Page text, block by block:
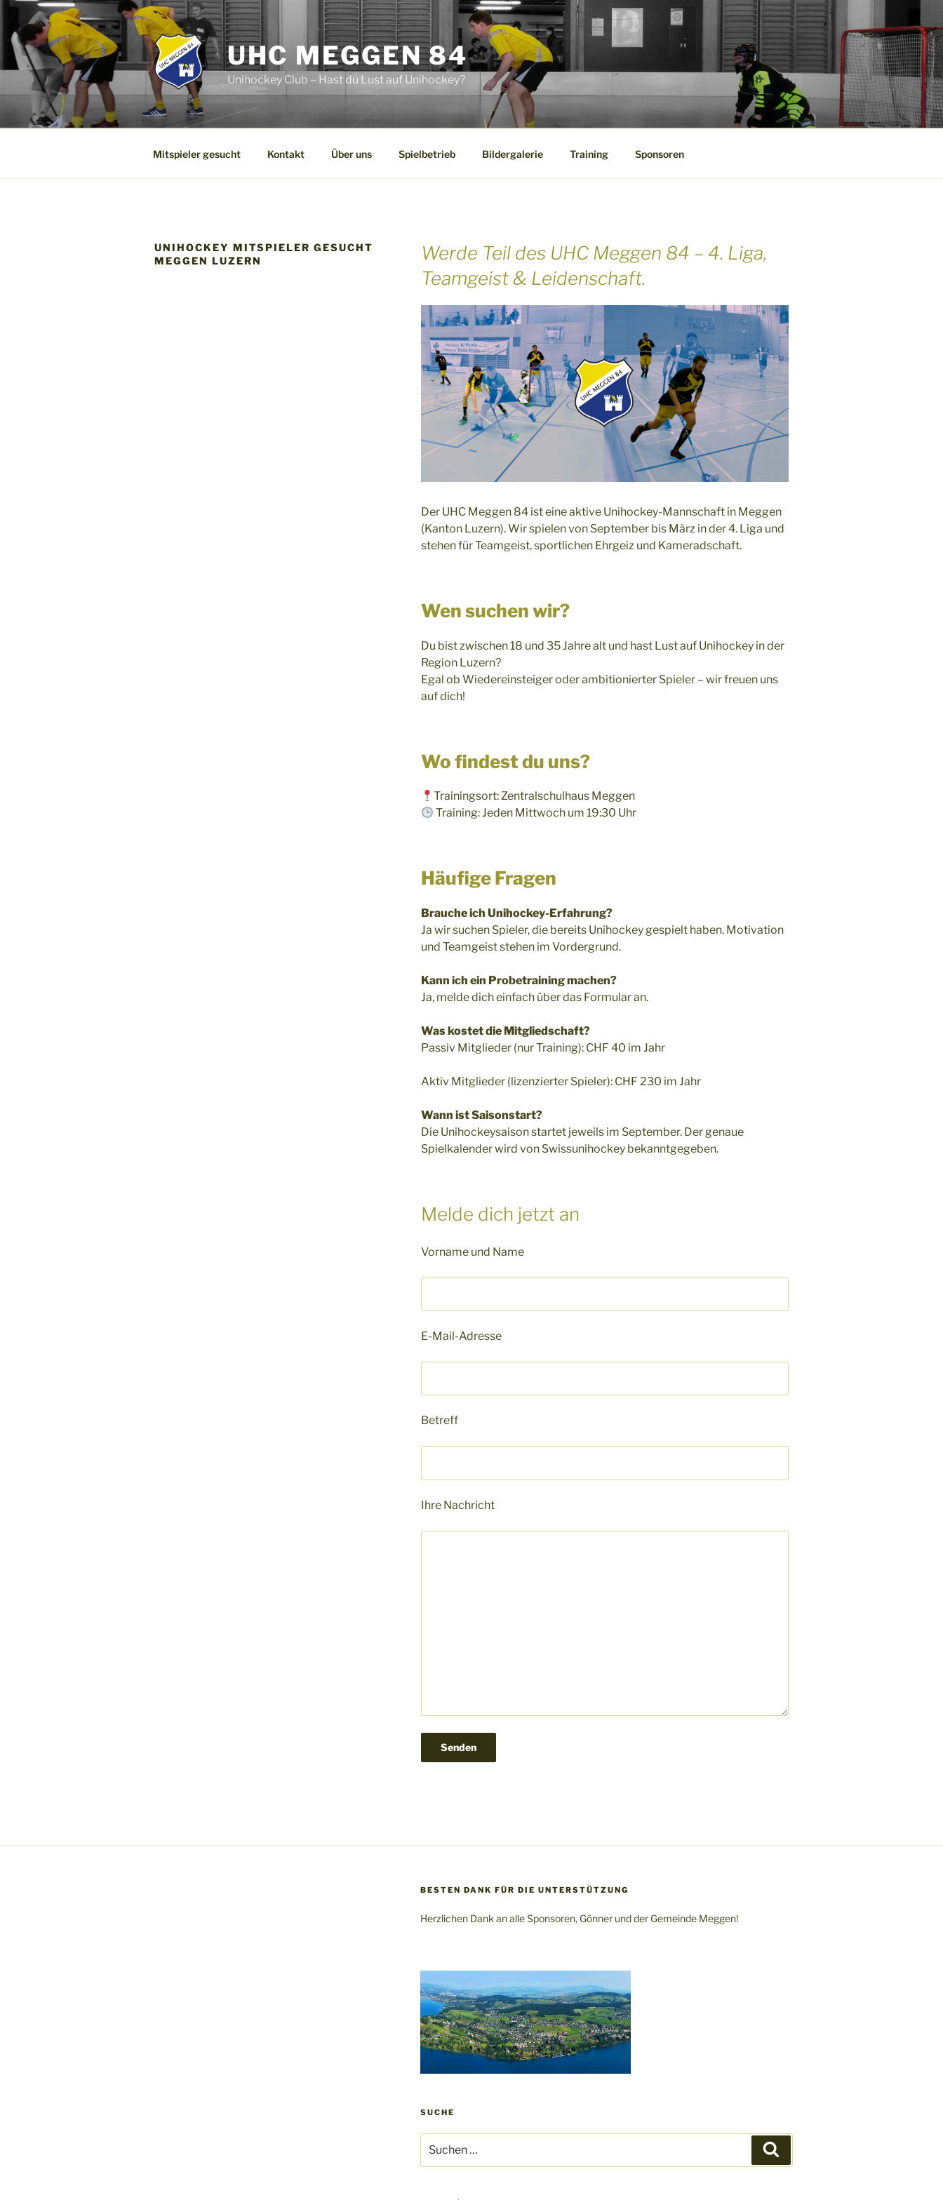
Zum
Inhalt
springen
UHC MEGGEN 84
Unihockey Club – Hast du Lust auf Unihockey?
Mitspieler gesucht Kontakt Über uns Spielbetrieb Bildergalerie Training Sponsoren
UNIHOCKEY MITSPIELER GESUCHT
MEGGEN LUZERN
Werde Teil des UHC Meggen 84 – 4. Liga,
Teamgeist & Leidenschaft.
Der UHC Meggen 84 ist eine aktive Unihockey-Mannschaft in Meggen
(Kanton Luzern). Wir spielen von September bis März in der 4. Liga und
stehen für Teamgeist, sportlichen Ehrgeiz und Kameradschaft.
Wen suchen wir?
Du bist zwischen 18 und 35 Jahre alt und hast Lust auf Unihockey in der
Region Luzern?
Egal ob Wiedereinsteiger oder ambitionierter Spieler – wir freuen uns
auf dich!
Wo findest du uns?
Trainingsort: Zentralschulhaus Meggen
Training: Jeden Mittwoch um 19:30 Uhr
Häufige Fragen
Brauche ich Unihockey-Erfahrung?
Ja wir suchen Spieler, die bereits Unihockey gespielt haben. Motivation
und Teamgeist stehen im Vordergrund.
Kann ich ein Probetraining machen?
Ja, melde dich einfach über das Formular an.
Was kostet die Mitgliedschaft?
Passiv Mitglieder (nur Training): CHF 40 im Jahr
Aktiv Mitglieder (lizenzierter Spieler): CHF 230 im Jahr
Wann ist Saisonstart?
Die Unihockeysaison startet jeweils im September. Der genaue
Spielkalender wird von Swissunihockey bekanntgegeben.
Melde dich jetzt an
Vorname und Name
E-Mail-Adresse
Betreff
Ihre Nachricht
BESTEN DANK FÜR DIE UNTERSTÜTZUNG
Herzlichen Dank an alle Sponsoren, Gönner und der Gemeinde Meggen!
SUCHE
nach: